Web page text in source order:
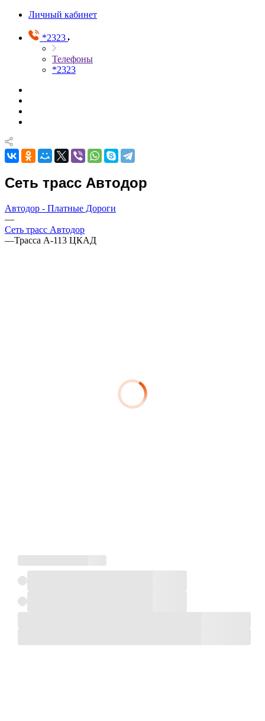
Личный кабинет
*2323
Телефоны
*2323
Сеть трасс Автодор
Автодор - Платные Дороги
—
Сеть трасс Автодор
—Трасса А-113 ЦКАД